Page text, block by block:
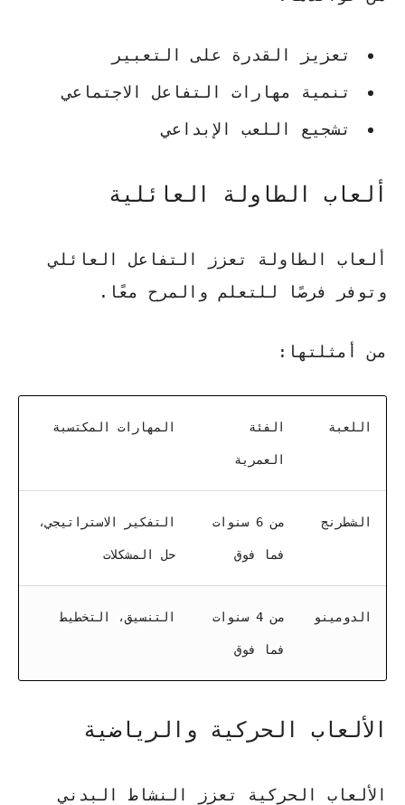
تعزيز القدرة على التعبير
تنمية مهارات التفاعل الاجتماعي
تشجيع اللعب الإبداعي
ألعاب الطاولة العائلية
ألعاب الطاولة تعزز التفاعل العائلي
وتوفر فرصًا للتعلم والمرح معًا.
من أمثلتها:
اللعبة الفئة
العمرية
المهارات المكتسبة
الشطرنج من 6 سنوات
فما فوق
التفكير الاستراتيجي،
حل المشكلات
الدومينو من 4 سنوات
فما فوق
التنسيق، التخطيط
الألعاب الحركية والرياضية
الألعاب الحركية تعزز النشاط البدني